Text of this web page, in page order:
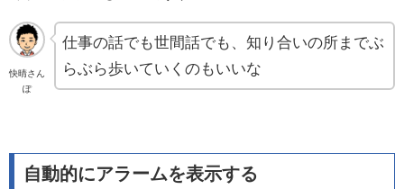
快晴さん
ぽ
仕事の話でも世間話でも、知り合いの所までぶ
らぶら歩いていくのもいいな
自動的にアラームを表示する